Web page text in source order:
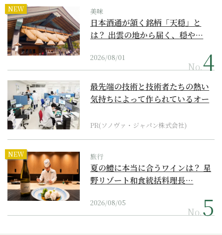
NEW 美味
日本酒通が頷く銘柄「天穏」と
は？ 出雲の地から届く、穏や…
2026/08/01
No.
最先端の技術と技術者たちの熱い
気持ちによって作られているオー
PR(ソノヴァ・ジャパン株式会社)
NEW 旅行
夏の鱧に本当に合うワインは？ 星
野リゾート和食統括料理長…
2026/08/05
No.